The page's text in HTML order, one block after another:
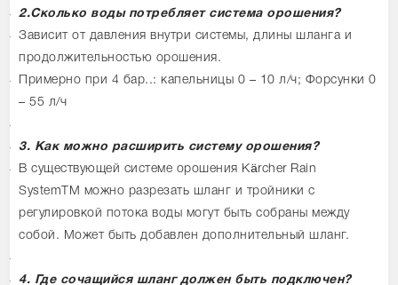
2.Сколько воды потребляет система орошения?
Зависит от давления внутри системы, длины шланга и
продолжительностью орошения.
Примерно при 4 бар..: капельницы 0 – 10 л/ч; Форсунки 0
– 55 л/ч
3. Как можно расширить систему орошения?
В существующей системе орошения Kärcher Rain
SystemTM можно разрезать шланг и тройники с
регулировкой потока воды могут быть собраны между
собой. Может быть добавлен дополнительный шланг.
4. Где сочащийся шланг должен быть подключен?